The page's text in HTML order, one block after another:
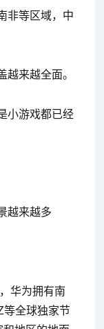
非等区域，中
越来越全面。
小游戏都已经
越来越多
华为拥有南
等全球独家节